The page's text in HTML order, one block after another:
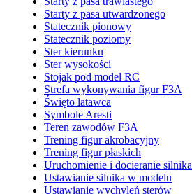
Starty z pasa utwardzonego
Statecznik pionowy
Statecznik poziomy
Ster kierunku
Ster wysokości
Stojak pod model RC
Strefa wykonywania figur F3A
Święto latawca
Symbole Aresti
Teren zawodów F3A
Trening figur akrobacyjny
Trening figur płaskich
Uruchomienie i docieranie silnika
Ustawianie silnika w modelu
Ustawianie wychyleń sterów